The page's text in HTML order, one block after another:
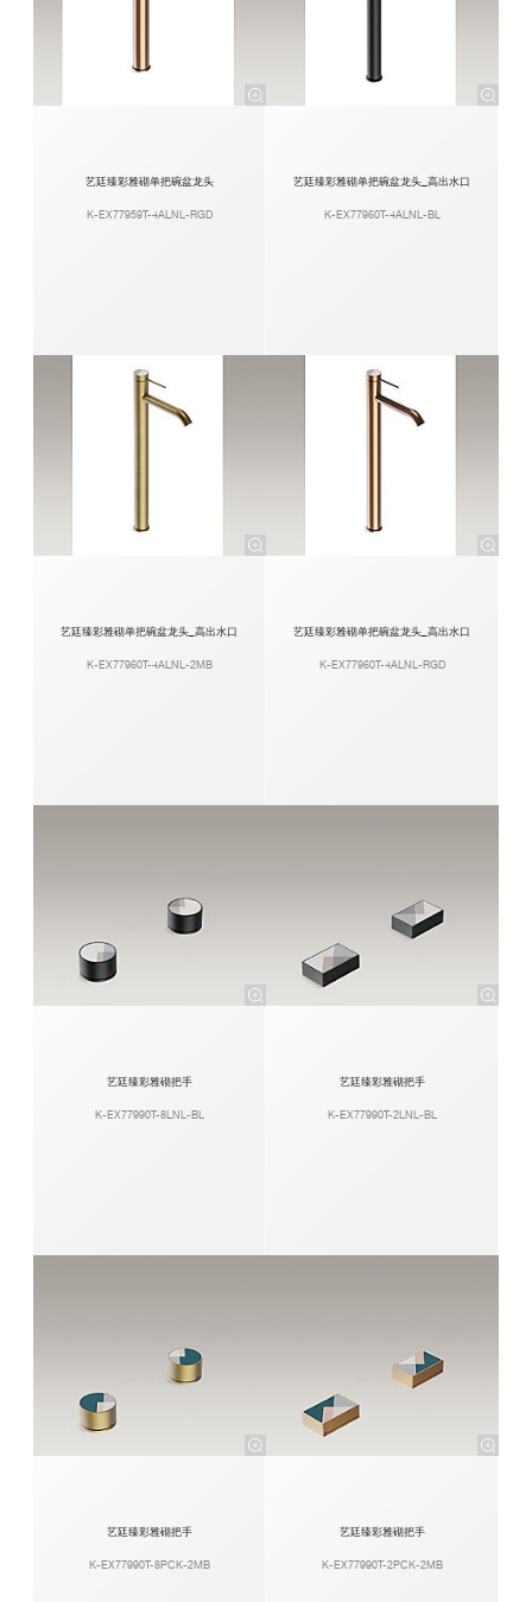
艺廷臻彩雅砌单把碗盆龙头
K-EX77959T-4ALNL-RGD
艺廷臻彩雅砌单把碗盆龙头_高出水口
K-EX77960T-4ALNL-BL
艺廷臻彩雅砌单把碗盆龙头_高出水口
K-EX77960T-4ALNL-2MB
艺廷臻彩雅砌单把碗盆龙头_高出水口
K-EX77960T-4ALNL-RGD
艺廷臻彩雅砌把手
K-EX77990T-8LNL-BL
艺廷臻彩雅砌把手
K-EX77990T-2LNL-BL
艺廷臻彩雅砌把手
K-EX77990T-8PCK-2MB
艺廷臻彩雅砌把手
K-EX77990T-2PCK-2MB